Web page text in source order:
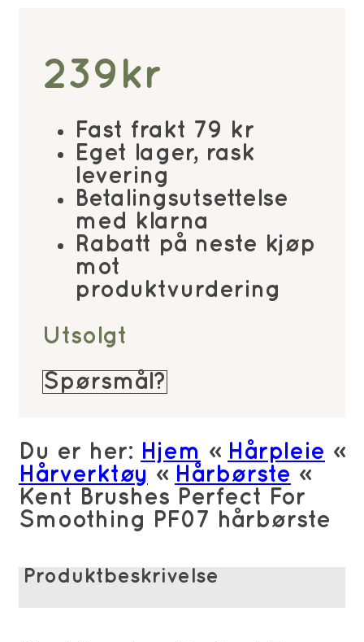
239 kr
Fast frakt 79 kr
Eget lager, rask
levering
Betalingsutsettelse
med klarna
Rabatt på neste kjøp
mot
produktvurdering
Utsolgt
Spørsmål?
Du er her: Hjem » Hårpleie »
Hårverktøy » Hårbørste »
Kent Brushes Perfect For
Smoothing PF07 hårbørste
Produktbeskrivelse